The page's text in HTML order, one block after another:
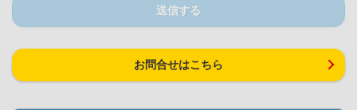
送信する
お問合せはこちら